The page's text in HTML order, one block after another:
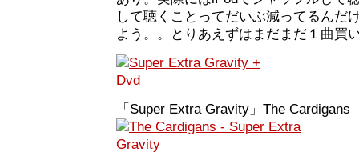
して聴くことってだいぶ減ってるんだ
よう。。とりあえずはまだまだ１曲買
「Super Extra Gravity」The